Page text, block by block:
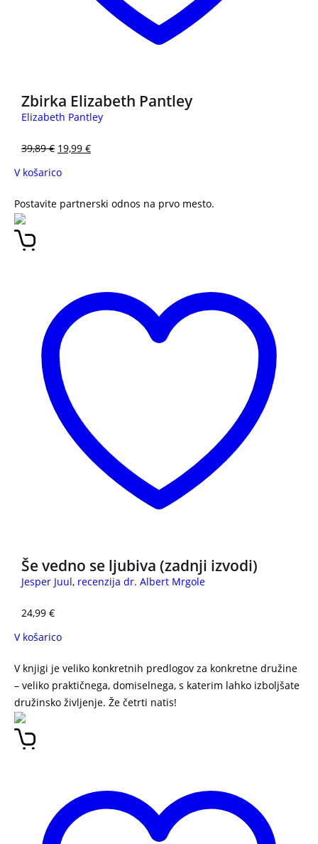
Zbirka Elizabeth Pantley
Elizabeth Pantley
39,89€ 19,99 €
V košarico
Postavite partnerski odnos na prvo mesto.
Še vedno se ljubiva (zadnji izvodi)
Jesper Juul, recenzija dr. Albert Mrgole
24,99 €
V košarico
V knjigi je veliko konkretnih predlogov za konkretne družine
– veliko praktičnega, domiselnega, s katerim lahko izboljšate
družinsko življenje. Že četrti natis!